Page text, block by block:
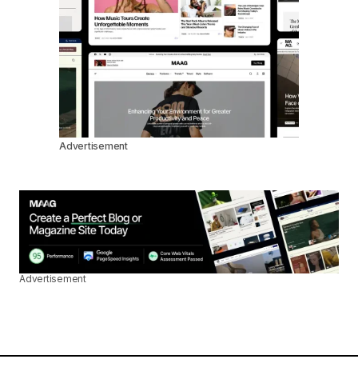
Advertisement
Advertisement